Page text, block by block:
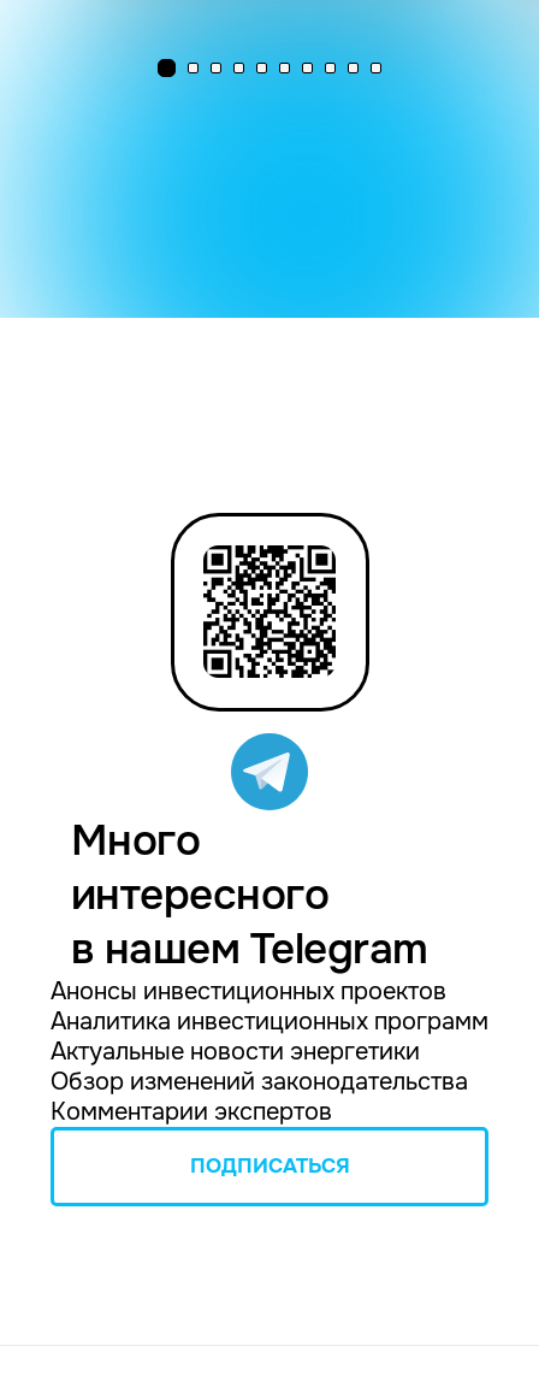
Много
интересного
в нашем Telegram
Анонсы инвестиционных проектов
Аналитика инвестиционных программ
Актуальные новости энергетики
Обзор изменений законодательства
Комментарии экспертов
ПОДПИСАТЬСЯ